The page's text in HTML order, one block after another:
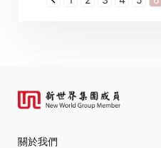
關於我們